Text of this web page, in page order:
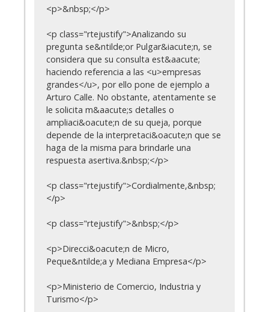
<p>&nbsp;</p>
<p class="rtejustify">Analizando su
pregunta se&ntilde;or Pulgar&iacute;n, se
considera que su consulta est&aacute;
haciendo referencia a las <u>empresas
grandes</u>, por ello pone de ejemplo a
Arturo Calle. No obstante, atentamente se
le solicita m&aacute;s detalles o
ampliaci&oacute;n de su queja, porque
depende de la interpretaci&oacute;n que se
haga de la misma para brindarle una
respuesta asertiva.&nbsp;</p>
<p class="rtejustify">Cordialmente,&nbsp;
</p>
<p class="rtejustify">&nbsp;</p>
<p>Direcci&oacute;n de Micro,
Peque&ntilde;a y Mediana Empresa</p>
<p>Ministerio de Comercio, Industria y
Turismo</p>